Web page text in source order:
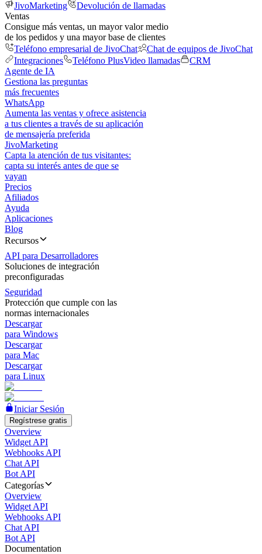
JivoMarketing
Devolución de llamadas
Ventas
Consigue más ventas, un mayor valor medio
de los pedidos y una mayor base de clientes
Teléfono empresarial de JivoChat
Chat de equipos de JivoChat
Integraciones
Teléfono PlusVideo llamadas
CRM
Agente de IA
Gestiona las preguntas
más frecuentes
WhatsApp
Aumenta las ventas y ofrece asistencia
a tus clientes a través de su aplicación
de mensajería preferida
JivoMarketing
Capta la atención de tus visitantes:
capta su interés antes de que se
vayan
Precios
Afiliados
Ayuda
Aplicaciones
Blog
Recursos
API para Desarrolladores
Soluciones de integración
preconfiguradas
Seguridad
Protección que cumple con las
normas internacionales
Descargar
para Windows
Descargar
para Mac
Descargar
para Linux
Iniciar Sesión
Regístrese gratis
Overview
Widget API
Webhooks API
Chat API
Bot API
Categorías
Overview
Widget API
Webhooks API
Chat API
Bot API
Documentation